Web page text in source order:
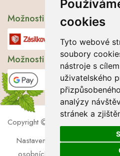
cookies
Tyto webové
soubory
nástroje s
uživatelského
analýzy
stránek a
Možnosti dopravy
Možnosti platby
Copyright
2026 Lbros s.r.o.
Nastavení cookies|Soubory